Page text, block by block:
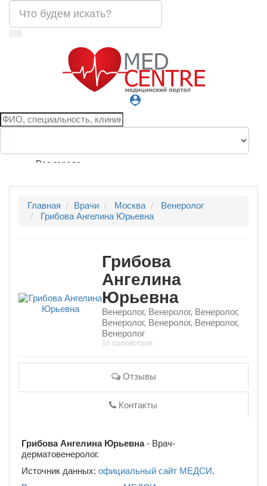
person_pin
Все города
Главная Врачи Москва
Венеролог
Грибова Ангелина Юрьевна
Грибова
Ангелина
Юрьевна
Венеролог, Венеролог, Венеролог,
Венеролог, Венеролог, Венеролог,
Венеролог
16 просмотров
Отзывы
Контакты
Грибова Ангелина Юрьевна- Врач-
дерматовенеролог.
Источник данных: официальный сайт МЕДСИ.